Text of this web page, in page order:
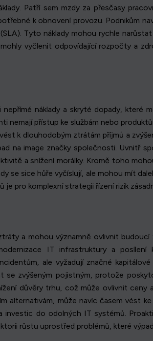
Patří sem mzdy za přesčasy
k obnovení provozu. Podnikům
Tyto náklady mohou rychle
vyčlenit odpovídající rozpočty a
náklady a skryté dopady, které
nemají přístup ke službám nebo
k dlouhodobým ztrátám příjmů a
na image značky společnosti. Uvnitř
a snížení morálky. Kromě toho
se sice hůře vyčíslují, ale mohou mít
pro komplexní strategii řízení rizik
a mohou významně ovlivnit
IT infrastruktury a posílení
ale vyžadují značné
zvýšeným pojistným, protože
důvěry trhu, což může ovlivnit
alternativám, může navíc časem vést
do odolných IT systémů.
růstu uprostřed problémů, které